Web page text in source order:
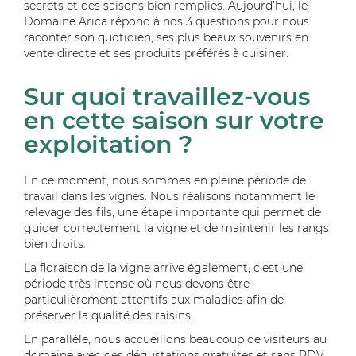
secrets et des saisons bien remplies. Aujourd’hui, le
Domaine Arica répond à nos 3 questions pour nous
raconter son quotidien, ses plus beaux souvenirs en
vente directe et ses produits préférés à cuisiner.
Sur quoi travaillez-vous
en cette saison sur votre
exploitation ?
En ce moment, nous sommes en pleine période de
travail dans les vignes. Nous réalisons notamment le
relevage des fils, une étape importante qui permet de
guider correctement la vigne et de maintenir les rangs
bien droits.
La floraison de la vigne arrive également, c’est une
période très intense où nous devons être
particulièrement attentifs aux maladies afin de
préserver la qualité des raisins.
En parallèle, nous accueillons beaucoup de visiteurs au